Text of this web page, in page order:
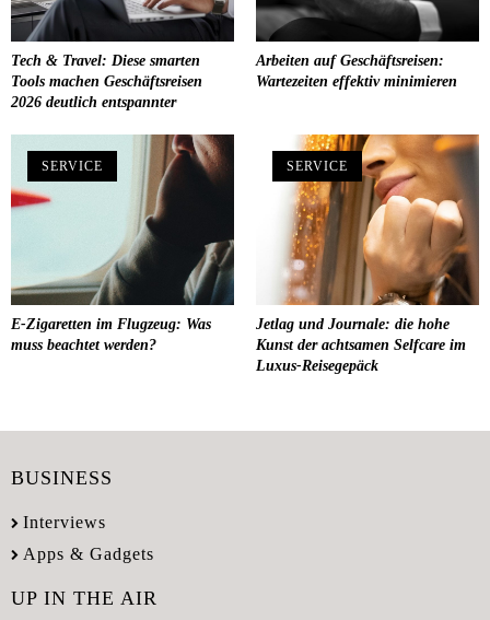
Tech & Travel: Diese smarten
Tools machen Geschäftsreisen
2026 deutlich entspannter
Arbeiten auf Geschäftsreisen:
Wartezeiten effektiv minimieren
SERVICE
E-Zigaretten im Flugzeug: Was
muss beachtet werden?
SERVICE
Jetlag und Journale: die hohe
Kunst der achtsamen Selfcare im
Luxus-Reisegepäck
BUSINESS
Interviews
Apps & Gadgets
UP IN THE AIR